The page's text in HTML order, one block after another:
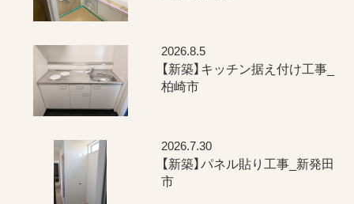
2026.8.5
【新築】キッチン据え付け工事_
柏崎市
2026.7.30
【新築】パネル貼り工事_新発田
市